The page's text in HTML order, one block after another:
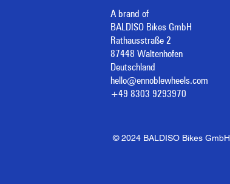
A brand of
BALDISO Bikes GmbH
Rathausstraße 2
87448 Waltenhofen
Deutschland
hello@ennoblewheels.com
+49 8303 9293970
© 2024 BALDISO Bikes GmbH